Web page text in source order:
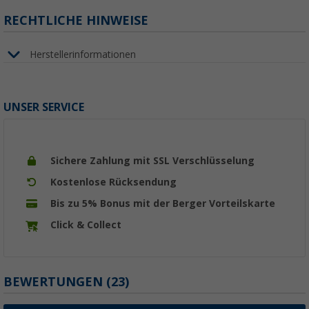
RECHTLICHE HINWEISE
Herstellerinformationen
UNSER SERVICE
Sichere Zahlung mit SSL Verschlüsselung
Kostenlose Rücksendung
Bis zu 5% Bonus mit der Berger Vorteilskarte
Click & Collect
BEWERTUNGEN (23)